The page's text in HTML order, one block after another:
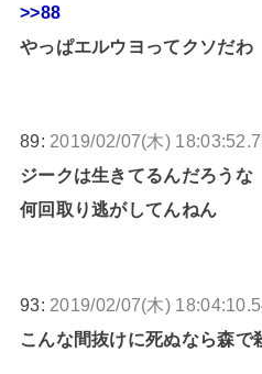
>>88
やっぱエルウヨってクソだわ
89: 2019/02/07(木)
ジークは生きてるんだろうな
何回取り逃がしてんねん
93: 2019/02/07(木)
こんな間抜けに死ぬなら森で